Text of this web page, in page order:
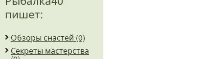
пишет:
Обзоры снастей (0)
Секреты мастерства